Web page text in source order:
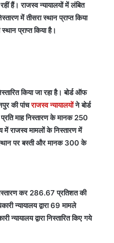
हैं। राजस्व न्यायालयों में लंबित
में तीसरा स्थान प्राप्त किया
प्राप्त किया है।
किया जा रहा है। बोर्ड ऑफ
की पांचराजस्व न्यायालयोंने बोर्ड
प्रति माह निस्तारण के मानक 250
राजस्व मामलों के निस्तारण में
पर बस्ती और मानक 300 के
कर 286.67 प्रतिशत की
न्यायालय द्वारा 69 मामले
न्यायालय द्वारा निस्तारित किए गये